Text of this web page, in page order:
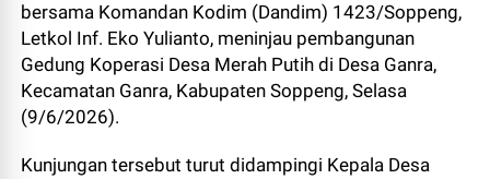
bersama Komandan Kodim (Dandim) 1423/Soppeng,
Letkol Inf. Eko Yulianto, meninjau pembangunan
Gedung Koperasi Desa Merah Putih di Desa Ganra,
Kecamatan Ganra, Kabupaten Soppeng, Selasa
(9/6/2026).
Kunjungan tersebut turut didampingi Kepala Desa